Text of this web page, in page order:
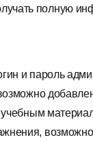
полную
и пароль
учебным
возможно